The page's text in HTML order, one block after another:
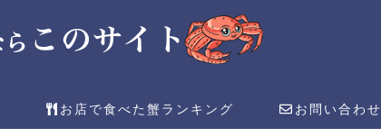
お店で食べた蟹ランキング お問い合わせ